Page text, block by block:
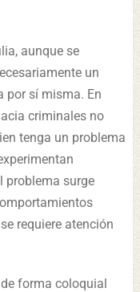
aunque se
un
por sí misma. En
criminales no
tenga un problema
problema surge
requiere atención
forma coloquial